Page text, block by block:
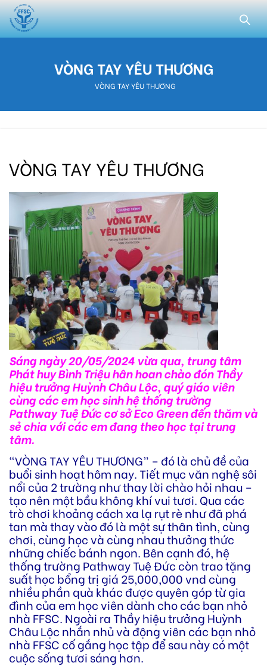
VÒNG TAY YÊU THƯƠNG
VÒNG TAY YÊU THƯƠNG
VÒNG TAY YÊU THƯƠNG
Sángngày 20/05/2024 vừa qua, trung tâm
Phát huy Bình Triệu hân hoan chào đón Thầy
hiệu trưởng Huỳnh Châu Lộc, quý giáo viên
cùng các em học sinh hệ thống trường
Pathway Tuệ Đức cơ sở Eco Green đến thăm và
sẻ chia với các em đang theo học tại trung
tâm.
“VÒNG TAY YÊU THƯƠNG” – đó là chủ đề của
buổi sinh hoạt hôm nay. Tiết mục văn nghệ sôi
nổi của 2 trường như thay lời chào hỏi nhau –
tạo nên một bầu không khí vui tươi. Qua các
trò chơi khoảng cách xa lạ rụt rè như đã phá
tan mà thay vào đó là một sự thân tình, cùng
chơi, cùng học và cùng nhau thưởng thức
những chiếc bánh ngon. Bên cạnh đó, hệ
thống trường Pathway Tuệ Đức còn trao tặng
suất học bổng trị giá 25,000,000 vnd cùng
nhiều phần quà khác được quyên góp từ gia
đình của em học viên dành cho các bạn nhỏ
nhà FFSC. Ngoài ra Thầy hiệu trưởng Huỳnh
Châu Lộc nhắn nhủ và động viên các bạn nhỏ
nhà FFSC cố gắng học tập để sau này có một
cuộc sống tươi sáng hơn.